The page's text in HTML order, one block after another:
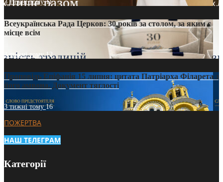
3 тижні тому11
Всеукраїнська Рада Церков: 30 років за столом, за яким є
місце всім
3 тижні тому12
Проповідь Епіфанія 15 липня: цитата Патріарха Філарета з
його амвона. Документ тяглості
3 тижні тому16
ПОЖЕРТВА
НАШ ТЕЛЕГРАМ
Категорії